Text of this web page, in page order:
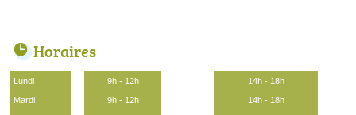
Horaires
Lundi 9h - 12h
14h - 18h
Mardi
9h - 12h
14h - 18h